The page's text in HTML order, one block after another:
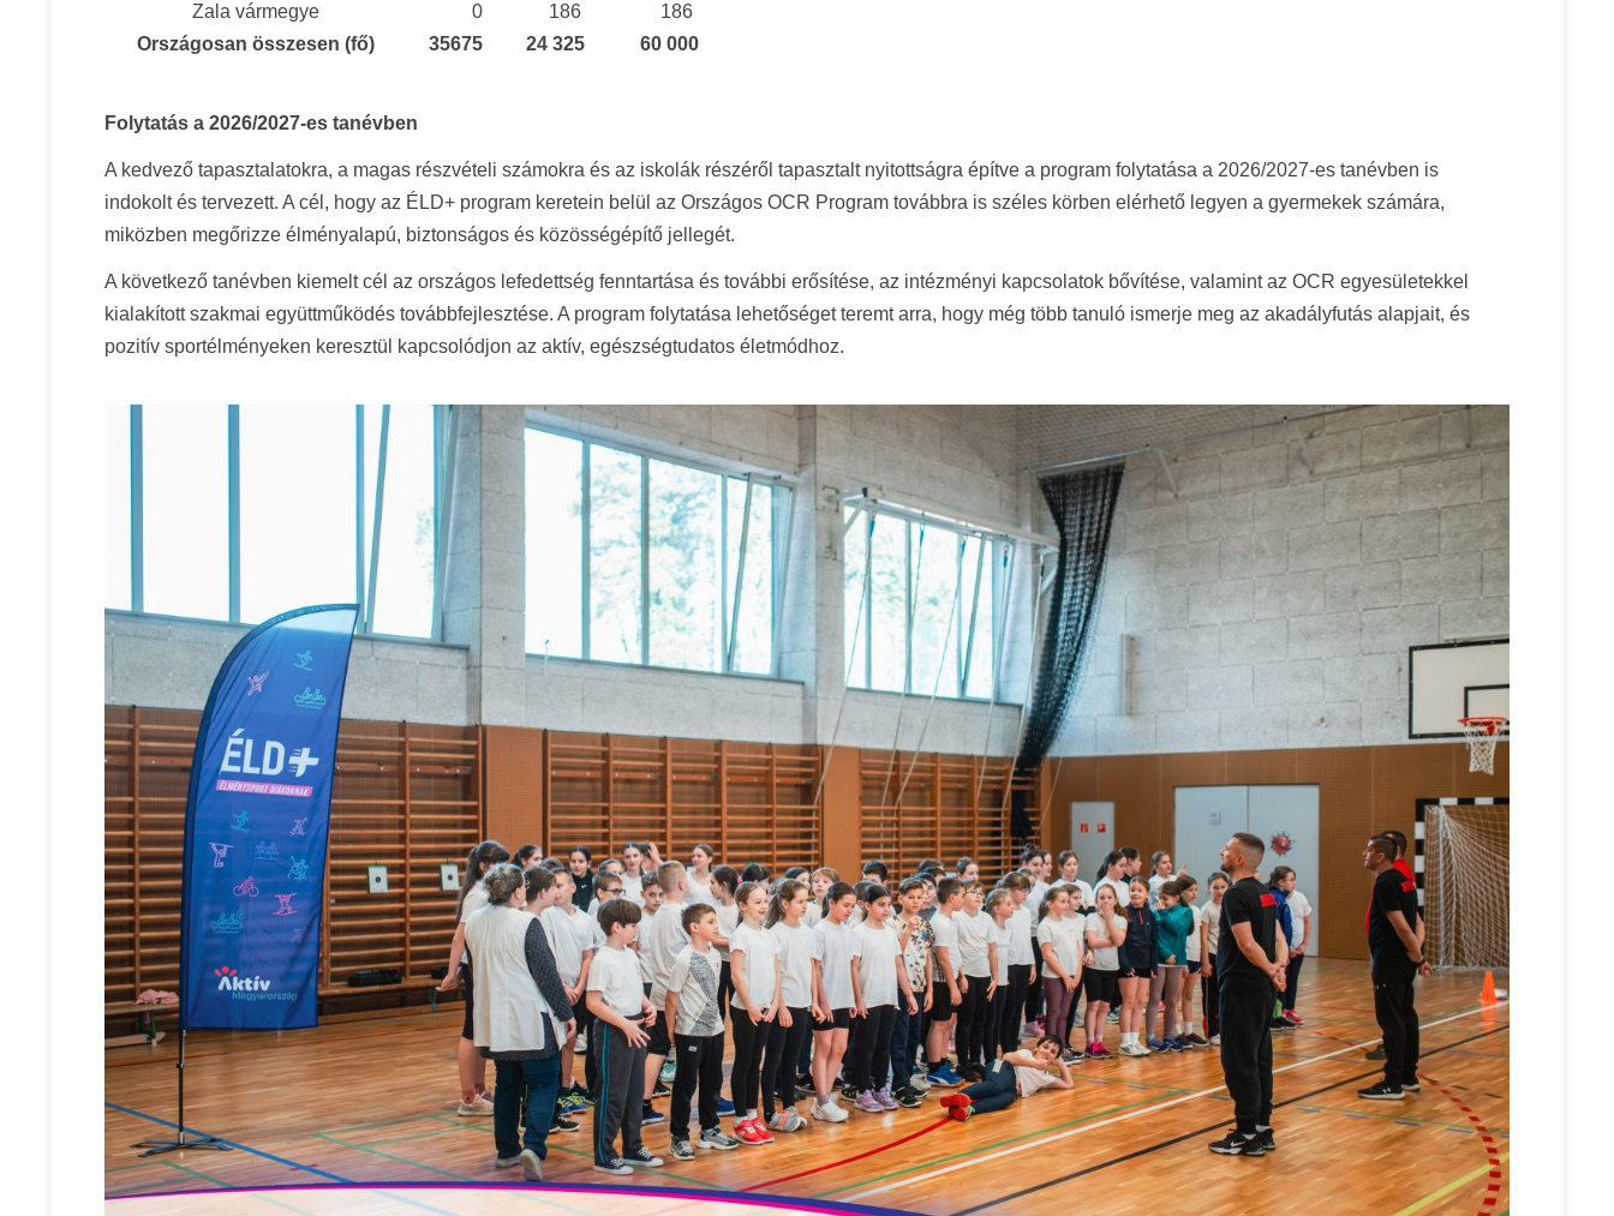
Zala vármegye
0 186
186
Országosan összesen (fő)
35675 24 325 60 000
Folytatás a 2026/2027-es tanévben
A kedvező tapasztalatokra, a magas részvételi számokra és az iskolák részéről tapasztalt nyitottságra építve a program folytatása a 2026/2027-es tanévben is
indokolt és tervezett. A cél, hogy az ÉLD+ program keretein belül az Országos OCR Program továbbra is széles körben elérhető legyen a gyermekek számára,
miközben megőrizze élményalapú, biztonságos és közösségépítő jellegét.
A következő tanévben kiemelt cél az országos lefedettség fenntartása és további erősítése, az intézményi kapcsolatok bővítése, valamint az OCR egyesületekkel
kialakított szakmai együttműködés továbbfejlesztése. A program folytatása lehetőséget teremt arra, hogy még több tanuló ismerje meg az akadályfutás alapjait, és
pozitív sportélményeken keresztül kapcsolódjon az aktív, egészségtudatos életmódhoz.